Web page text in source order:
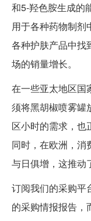
和5-羟色胺生成的
用于各种药物制剂
各种护肤产品中找
场的销量增长。
在一些亚太地区国
须将黑胡椒喷雾罐
区小时的需求，也
同时，在欧洲，消
与日俱增，这推动
订阅我们的采购平
的采购情报报告，